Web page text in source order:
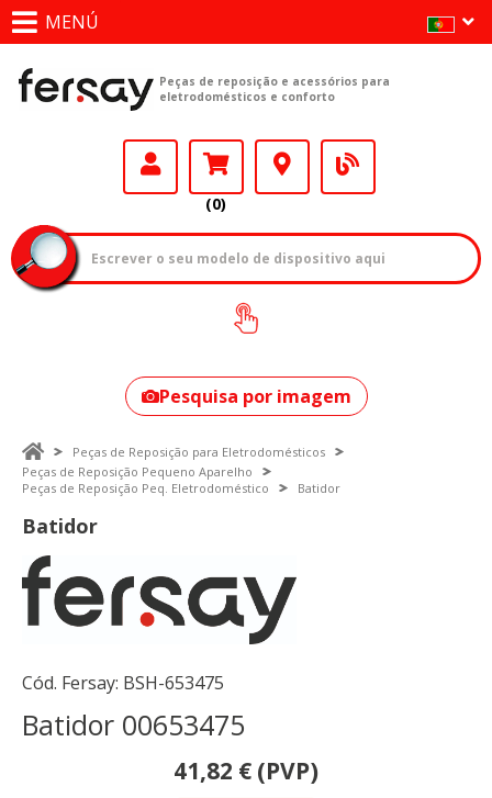
MENÚ
Peças de reposição e acessórios para
eletrodomésticos e conforto
(0)
Como encontrar
o seu modelo?
Pesquisa por imagem
Peças de Reposição para Eletrodomésticos
Peças de Reposição Pequeno Aparelho
Peças de Reposição Peq. Eletrodoméstico
Batidor
Batidor
Cód. Fersay: BSH-653475
Batidor 00653475
41,82 € (PVP)